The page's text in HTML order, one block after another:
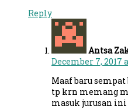
Reply
Antsa
December 7, 2017
Maaf baru
tp krn memang
masuk jurusan ini